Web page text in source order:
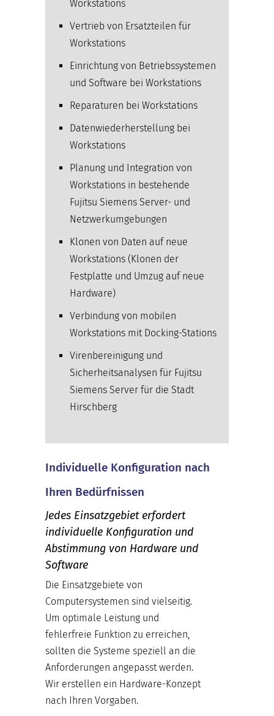
Workstations
Vertrieb von Ersatzteilen für
Workstations
Einrichtung von Betriebssystemen
und Software bei Workstations
Reparaturen bei Workstations
Datenwiederherstellung bei
Workstations
Planung und Integration von
Workstations in bestehende
Fujitsu Siemens Server- und
Netzwerk­umgebungen
Klonen von Daten auf neue
Workstations (Klonen der
Festplatte und Umzug auf neue
Hardware)
Verbindung von mobilen
Workstations mit Docking-Stations
Virenbereinigung und
Sicherheitsanalysen für Fujitsu
Siemens Server für die Stadt
Hirschberg
Individuelle Konfiguration nach
Ihren Bedürfnissen
Jedes Einsatzgebiet erfordert
individuelle Konfiguration und
Abstimmung von Hardware und
Software
Die Einsatzgebiete von
Computersystemen sind vielseitig.
Um optimale Leistung und
fehlerfreie Funktion zu erreichen,
sollten die Systeme speziell an die
Anforderungen angepasst werden.
Wir erstellen ein Hardware-Konzept
nach Ihren Vorgaben.